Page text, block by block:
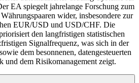
EA spiegelt jahrelange Forschung zum
wider, insbesondere zur
EUR/USD und USD/CHF. Die
den langfristigen statistischen
Signalfrequenz, was sich in der
dem besonnenen, datengesteuerten
und dem Risikomanagement zeigt.